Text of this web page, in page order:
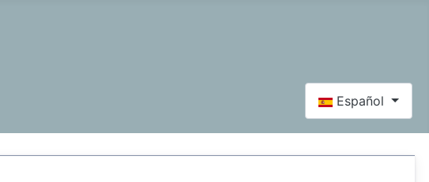
Seleccione su
Español